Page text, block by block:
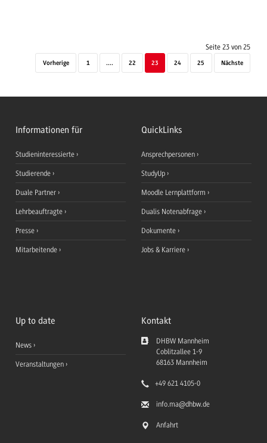
Seite 23 von 25
Vorherige 1 .... 22 23 24 25 Nächste
Informationen für
Studieninteressierte
Studierende
Duale Partner
Lehrbeauftragte
Presse
Mitarbeitende
QuickLinks
Ansprechpersonen
StudyUp
Moodle Lernplattform
Dualis Notenabfrage
Dokumente
Jobs & Karriere
Up to date
News
Veranstaltungen
Kontakt
DHBW Mannheim
Coblitzallee 1-9
68163 Mannheim
+49 621 4105-0
info.ma@dhbw.de
Anfahrt